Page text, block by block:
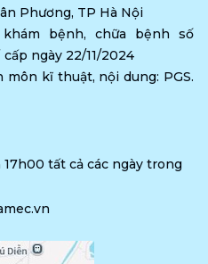
Phương, TP Hà Nội
bệnh, chữa bệnh số
ngày 22/11/2024
kĩ thuật, nội dung: PGS.
tất cả các ngày trong